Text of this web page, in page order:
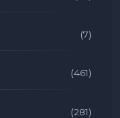
(7)
(461)
(281)